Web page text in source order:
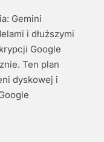
Gemini
i dłuższymi
Google
Ten plan
dyskowej i